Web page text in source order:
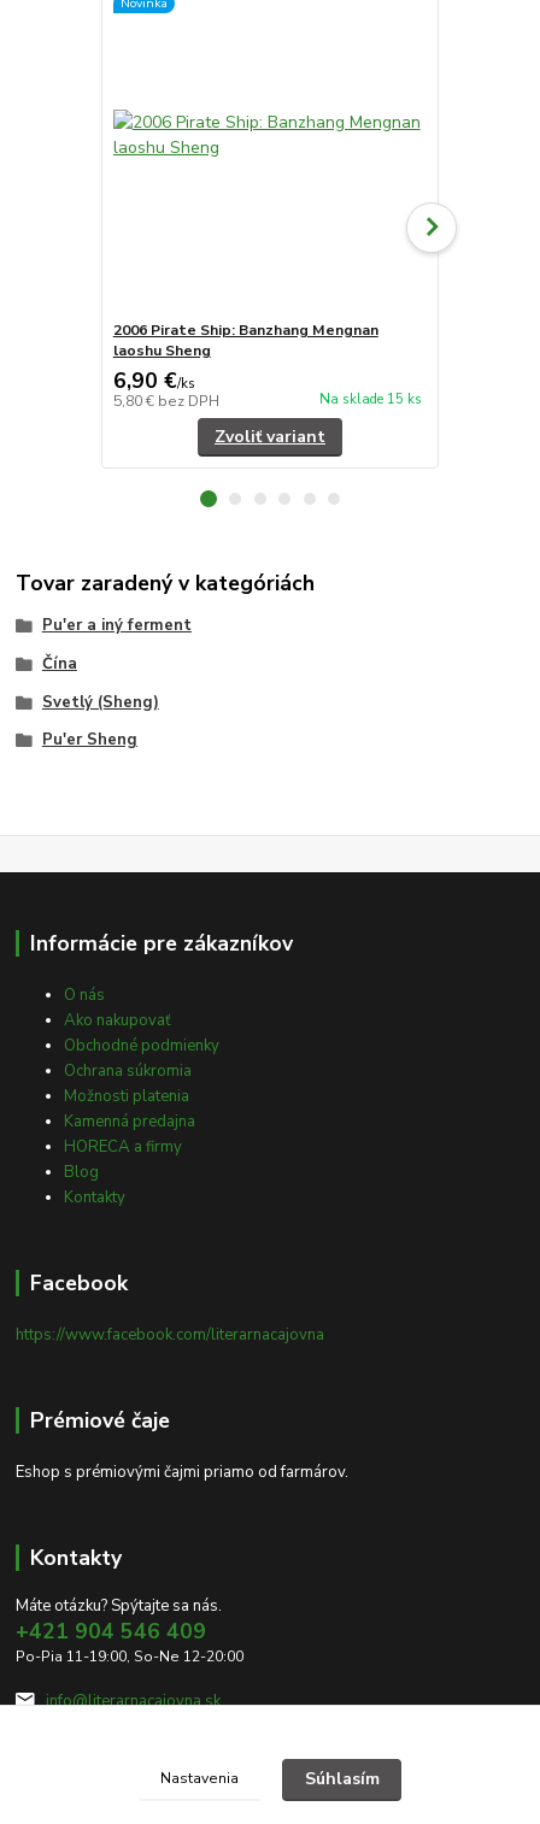
2006 Pirate Ship: Banzhang Mengnan
laoshu Sheng
6,90 €/ks
5,80 € bez DPH Na sklade 15 ks
Zvoliť variant
Tovar zaradený v kategóriách
Pu'er a iný ferment
Čína
Svetlý (Sheng)
Pu'er Sheng
Informácie pre zákazníkov
O nás
Ako nakupovať
Obchodné podmienky
Ochrana súkromia
Možnosti platenia
Kamenná predajna
HORECA a firmy
Blog
Kontakty
Facebook
https://www.facebook.com/literarnacajovna
Prémiové čaje
Eshop s prémiovými čajmi priamo od farmárov.
Kontakty
Máte otázku? Spýtajte sa nás.
+421 904 546 409
Po-Pia 11-19:00, So-Ne 12-20:00
info@literarnacajovna.sk
Nastavenia Súhlasím